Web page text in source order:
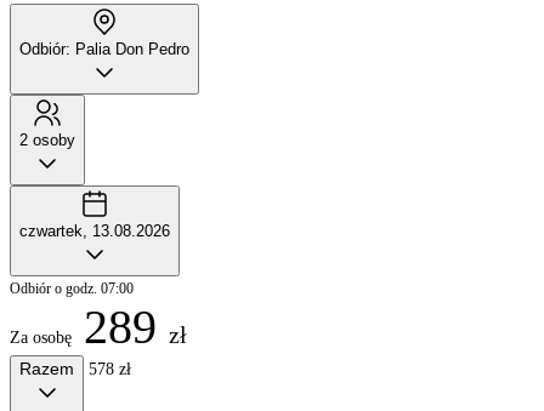
Odbiór: Palia Don Pedro
2 osoby
czwartek, 13.08.2026
Odbiór o godz. 07:00
Za osobę 289 zł
Razem 578 zł